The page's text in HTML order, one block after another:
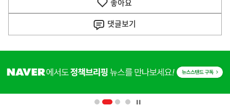
좋아요
댓글보기
단